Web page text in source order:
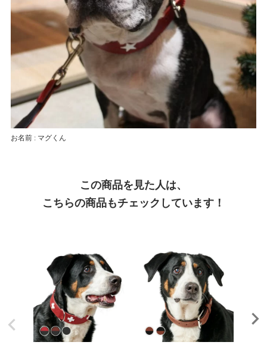
お名前 : マグくん
この商品を見た人は、
こちらの商品もチェックしています！